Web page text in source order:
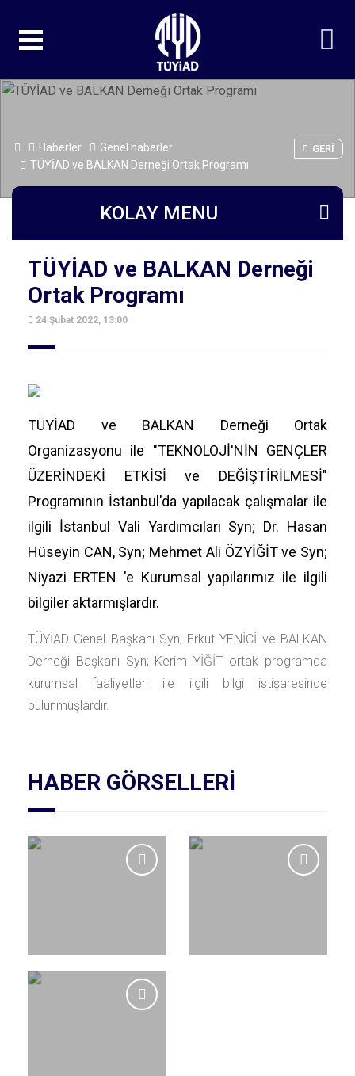
Haberler
Genel haberler
TÜYİAD ve BALKAN Derneği Ortak Programı
GERI
KOLAY MENU
TÜYİAD ve BALKAN Derneği
Ortak Programı
24 Şubat 2022, 13:00
TÜYİAD ve BALKAN Derneği Ortak
Organizasyonu ile "TEKNOLOJİ'NİN GENÇLER
ÜZERİNDEKİ ETKİSİ ve DEĞİŞTİRİLMESİ"
Programının İstanbul'da yapılacak çalışmalar ile
ilgili İstanbul Vali Yardımcıları Syn; Dr. Hasan
Hüseyin CAN, Syn; Mehmet Ali ÖZYİĞİT ve Syn;
Niyazi ERTEN 'e Kurumsal yapılarımız ile ilgili
bilgiler aktarmışlardır.
TÜYİAD Genel Başkanı Syn; Erkut YENİCİ ve BALKAN
Derneği Başkanı Syn; Kerim YİĞİT ortak programda
kurumsal faaliyetleri ile ilgili bilgi istişaresinde
bulunmuşlardır.
HABER GÖRSELLERİ